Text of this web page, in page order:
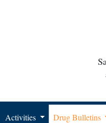
Activities Drug Bulletins